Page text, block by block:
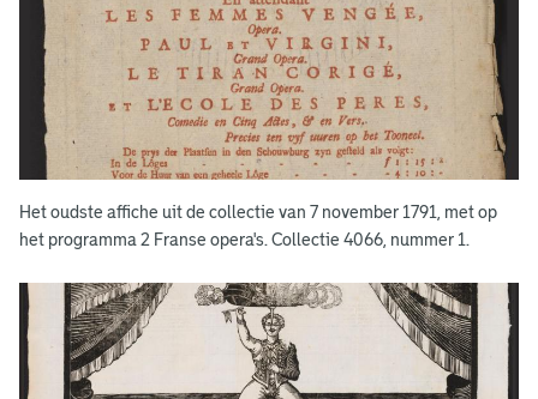
d
e
n
v
a
Het oudste affiche uit de collectie van 7 november 1791, met op
het programma 2 Franse opera's. Collectie 4066, nummer 1.